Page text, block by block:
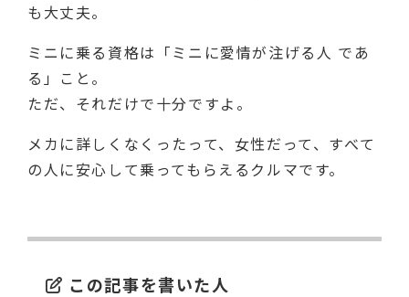
も大丈夫。
ミニに乗る資格は「ミニに愛情が注げる人 であ
る」こと。
ただ、それだけで十分ですよ。
メカに詳しくなくったって、女性だって、すべて
の人に安心して乗ってもらえるクルマです。
この記事を書いた人